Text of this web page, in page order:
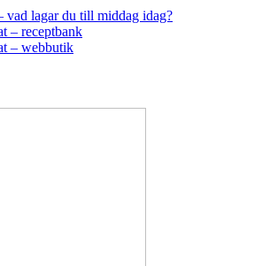
vad lagar du till middag idag?
– receptbank
– webbutik